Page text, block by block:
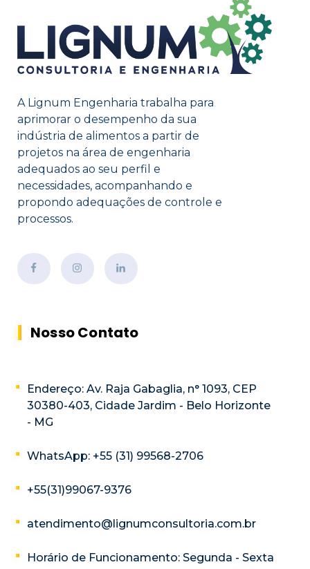
A Lignum Engenharia trabalha para
aprimorar o desempenho da sua
indústria de alimentos a partir de
projetos na área de engenharia
adequados ao seu perfil e
necessidades, acompanhando e
propondo adequações de controle e
processos.
Nosso Contato
Endereço: Av. Raja Gabaglia, n° 1093, CEP
30380-403, Cidade Jardim - Belo Horizonte
- MG
WhatsApp: +55 (31) 99568-2706
+55(31)99067-9376
atendimento@lignumconsultoria.com.br
Horário de Funcionamento: Segunda - Sexta